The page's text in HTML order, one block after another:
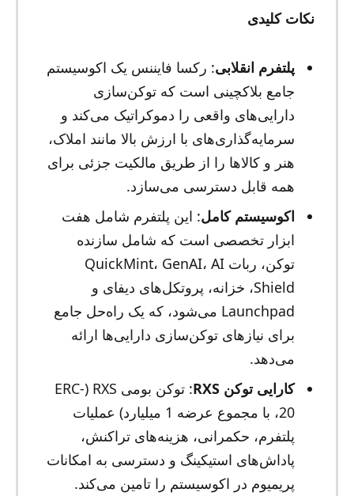
نکات کلیدی
پلتفرم انقلابی: رکسا فایننس یک اکوسیستم
جامع بلاکچینی است که توکن‌سازی
دارایی‌های واقعی را دموکراتیک می‌کند و
سرمایه‌گذاری‌های با ارزش بالا مانند املاک،
هنر و کالاها را از طریق مالکیت جزئی برای
همه قابل دسترسی می‌سازد.
اکوسیستم کامل: این پلتفرم شامل هفت
ابزار تخصصی است که شامل سازنده
توکن، ربات QuickMint، GenAI، AI
Shield، خزانه، پروتکل‌های دیفای و
Launchpad می‌شود، که یک راه‌حل جامع
برای نیازهای توکن‌سازی دارایی‌ها ارائه
می‌دهد.
کارایی توکن RXS
: توکن بومی RXS (ERC-
20، با مجموع عرضه 1 میلیارد) عملیات
پلتفرم، حکمرانی، هزینه‌های تراکنش،
پاداش‌های استیکینگ و دسترسی به امکانات
پریمیوم در اکوسیستم را تامین می‌کند.